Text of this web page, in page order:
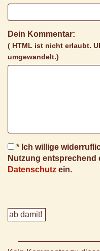
Dein Kommentar:
( HTML ist nicht erlaubt.
umgewandelt.)
* Ich willige
Nutzung entsprechend
Datenschutz ein.